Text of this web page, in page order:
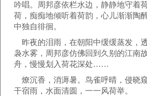
吟唱。周邦彦依栏水边，静静地守着
荷，痴痴地倾听着荷韵，心儿渐渐陶
中独自徘徊。
昨夜的泪雨，在朝阳中缓缓蒸发，
袅水雾，周邦彦仿佛回到久别的江南
舟，慢慢划入荷花深处……
燎沉香，消溽暑。鸟雀呼晴，侵晓
干宿雨，水面清圆，一一风荷举。